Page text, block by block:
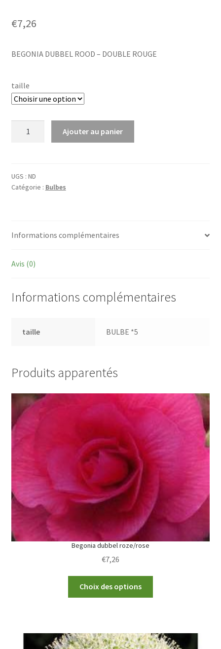
€7,26
BEGONIA DUBBEL ROOD – DOUBLE ROUGE
taille
rood/rouge
Ajouter au panier
UGS : ND
Catégorie : Bulbes
Informations complémentaires
Avis (0)
Informations complémentaires
taille BULBE *5
Produits apparentés
Begonia dubbel roze/rose
€7,26
Choix des options
The